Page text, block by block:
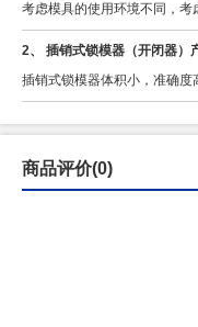
考虑模具的使用环境不同，
2、 插销式锁模器（开闭器）
插销式锁模器体积小，准确
商品评价(0)